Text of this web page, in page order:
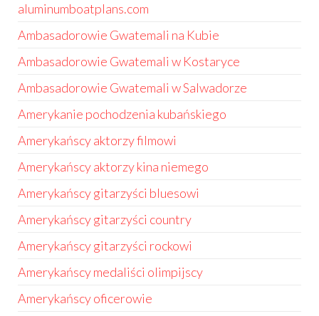
aluminumboatplans.com
Ambasadorowie Gwatemali na Kubie
Ambasadorowie Gwatemali w Kostaryce
Ambasadorowie Gwatemali w Salwadorze
Amerykanie pochodzenia kubańskiego
Amerykańscy aktorzy filmowi
Amerykańscy aktorzy kina niemego
Amerykańscy gitarzyści bluesowi
Amerykańscy gitarzyści country
Amerykańscy gitarzyści rockowi
Amerykańscy medaliści olimpijscy
Amerykańscy oficerowie